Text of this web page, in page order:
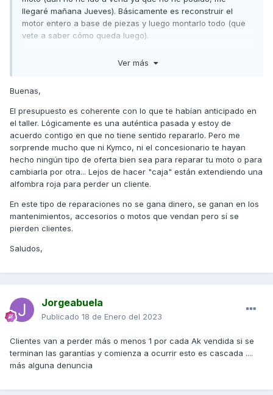
llegaré mañana Jueves). Básicamente es reconstruir el
motor entero a base de piezas y luego montarlo todo (que
vete a saber cómo queda luego).
componentes que lleva el motor desglosados, más 10 horas
Un cordial saludo!
Ver más
Buenas,
El presupuesto es coherente con lo que te habían anticipado en
el taller. Lógicamente es una auténtica pasada y estoy de
acuerdo contigo en que no tiene sentido repararlo. Pero me
sorprende mucho que ni Kymco, ni el concesionario te hayan
hecho ningún tipo de oferta bien sea para reparar tu moto o para
cambiarla por otra... Lejos de hacer "caja" están extendiendo una
alfombra roja para perder un cliente.
En este tipo de reparaciones no se gana dinero, se ganan en los
mantenimientos, accesorios o motos que vendan pero sí se
pierden clientes.
Saludos,
Jorgeabuela
Publicado 18 de Enero del 2023
Clientes van a perder más o menos 1 por cada Ak vendida si se
terminan las garantías y comienza a ocurrir esto es cascada ....
más alguna denuncia